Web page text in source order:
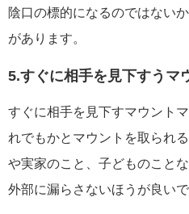
陰口の標的になるのではない
があります。
5.すぐに相手を見下すうマ
すぐに相手を見下すマウント
れでもかとマウントを取られ
や実家のこと、子どものこと
外部に漏らさないほうが良いで